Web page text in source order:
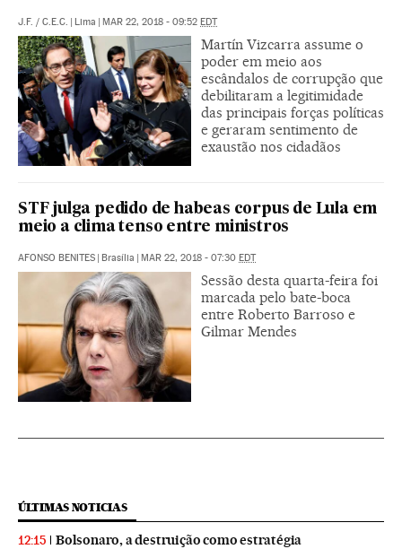
J.F. / C.E.C. | Lima | MAR 22, 2018 - 09:52 EDT
Martín Vizcarra assume o
poder em meio aos
escândalos de corrupção que
debilitaram a legitimidade
das principais forças políticas
e geraram sentimento de
exaustão nos cidadãos
STF julga pedido de habeas corpus de Lula em
meio a clima tenso entre ministros
AFONSO BENITES | Brasília | MAR 22, 2018 - 07:30 EDT
Sessão desta quarta-feira foi
marcada pelo bate-boca
entre Roberto Barroso e
Gilmar Mendes
ÚLTIMAS NOTICIAS
12:15 Bolsonaro, a destruição como estratégia